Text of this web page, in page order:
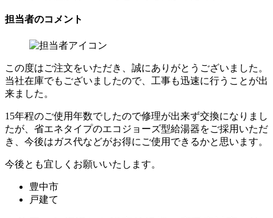
担当者のコメント
この度はご注文をいただき、誠にありがとうございました。
当社在庫でもございましたので、工事も迅速に行うことが出
来ました。
15年程のご使用年数でしたので修理が出来ず交換になりまし
たが、省エネタイプのエコジョーズ型給湯器をご採用いただ
き、今後はガス代などがお得にご使用できるかと思います。
今後とも宜しくお願いいたします。
豊中市
戸建て